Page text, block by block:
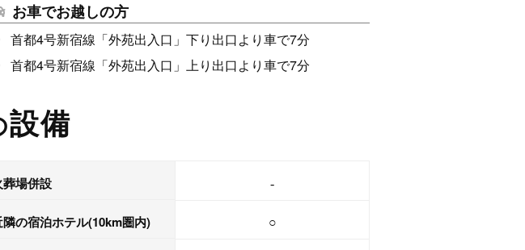
お車でお越しの方
首都4号新宿線「外苑出入口」下り出口より車で7分
首都4号新宿線「外苑出入口」上り出口より車で7分
設備
葬場併設 -
隣の宿泊ホテル(10km圏内) ○